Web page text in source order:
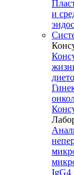
и
IgG4